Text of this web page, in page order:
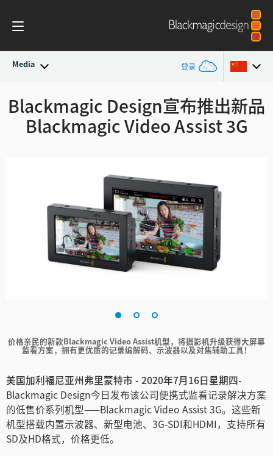
Media 登录
最新动态
新闻存档
Argentina
Australia
Canada
中国
Denmark
Germany
India
Italy
Blackmagic Design宣布推出新品
Blackmagic Video Assist 3G
价格亲民的新款Blackmagic Video Assist机型，将摄影机升级获得大屏幕
监看方案，拥有更优质的记录编解码、示波器以及对焦辅助工具！
美国加利福尼亚州弗里蒙特市 - 2020年7月16日星期四-
Blackmagic Design今日发布该公司便携式监看记录解决方案
的低售价系列机型——Blackmagic Video Assist 3G。这些新
机型搭载内置示波器、新型电池、3G-SDI和HDMI，支持所有
SD及HD格式，价格更低。